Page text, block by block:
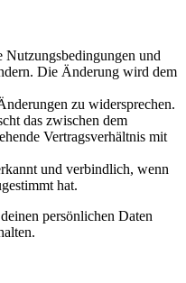
und
Die Änderung wird dem
zu widersprechen.
das zwischen dem
Vertragsverhältnis mit
und verbindlich, wenn
hat.
persönlichen Daten